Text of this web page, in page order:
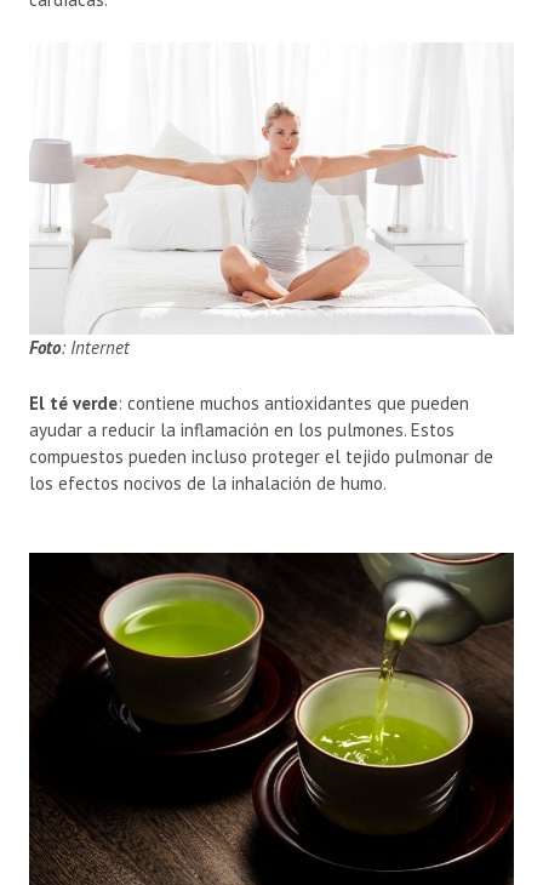
Foto: Internet
El té verde: contiene muchos antioxidantes que pueden
ayudar a reducir la inflamación en los pulmones. Estos
compuestos pueden incluso proteger el tejido pulmonar de
los efectos nocivos de la inhalación de humo.